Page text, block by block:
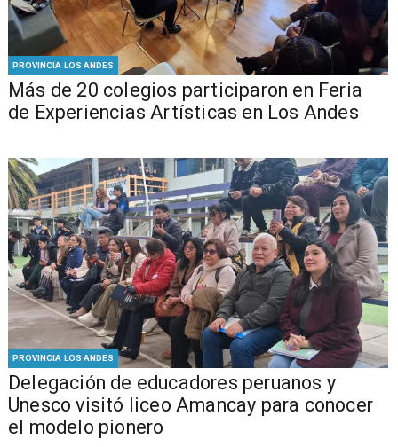
PROVINCIA LOS ANDES
Más de 20 colegios participaron en Feria
de Experiencias Artísticas en Los Andes
PROVINCIA LOS ANDES
Delegación de educadores peruanos y
Unesco visitó liceo Amancay para conocer
el modelo pionero